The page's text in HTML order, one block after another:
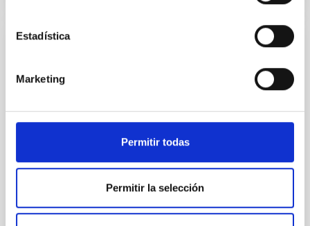
Estadística
Marketing
Permitir todas
Permitir la selección
Clues to inside-out quenching in quiescent
Mg-abundance gradients from JWST-
quiescent galaxies at cosmic noon provide powerful
insights into star-formation quenching and stellar
studies have revealed that the cores of these